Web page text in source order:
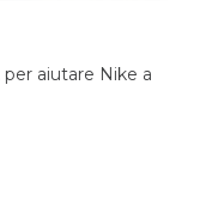
aiutare Nike a